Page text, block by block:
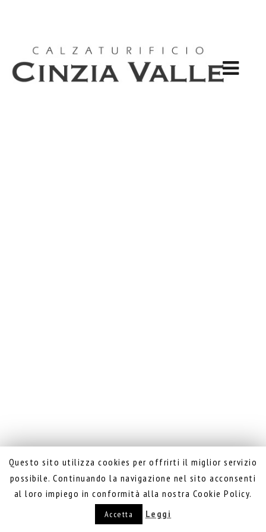
Questo sito utilizza cookies per offrirti il miglior servizio
possibile. Continuando la navigazione nel sito acconsenti
al loro impiego in conformità alla nostra Cookie Policy.
Accetta Leggi